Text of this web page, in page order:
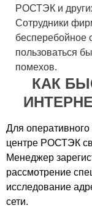
SK Plaza
Streamline plaza
Villa Riva
West Park
West plaza
Xl Дмитровка
Авиапарк
Авилон Плаза
Автобус
Агат
Азовский
Акварель
РОСТЭК и
Сотрудники
бесперебойное
пользоваться
помехов.
КАК
Для
центре РОСТЭК
Менеджер
рассмотрение
исследование
сети.